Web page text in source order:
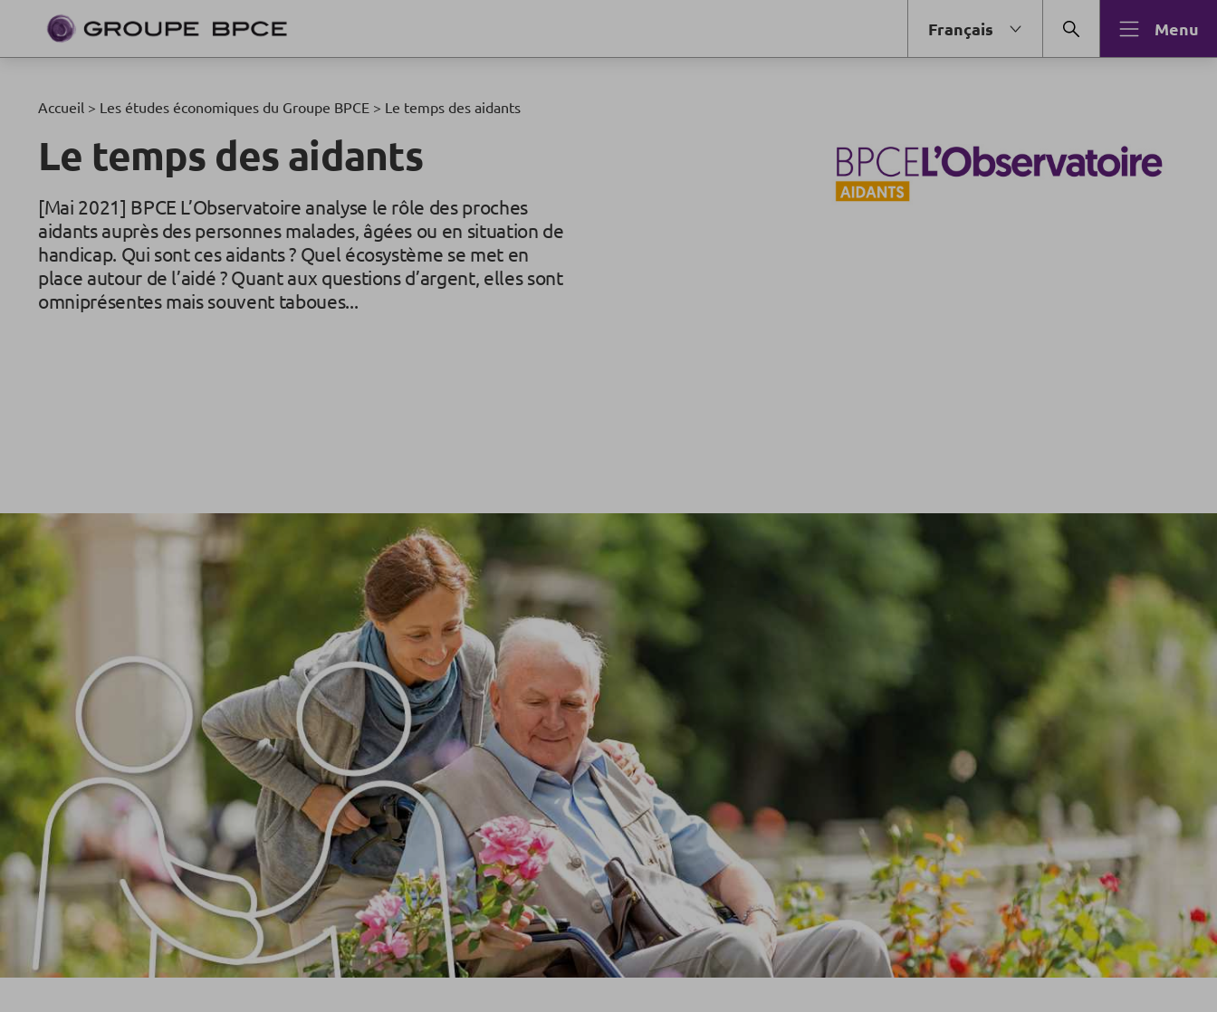
Français Menu
Accueil > Les études économiques du Groupe BPCE > Le temps des aidants
Le temps des aidants
[Mai 2021] BPCE L’Observatoire analyse le rôle des proches
aidants auprès des personnes malades, âgées ou en situation de
handicap. Qui sont ces aidants ? Quel écosystème se met en
place autour de l’aidé ? Quant aux questions d’argent, elles sont
omniprésentes mais souvent taboues...